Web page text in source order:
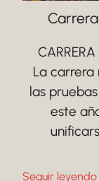
La carrera
las
este
Seguir leyendo